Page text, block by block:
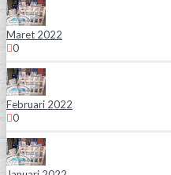
Maret 2022
0
Februari 2022
0